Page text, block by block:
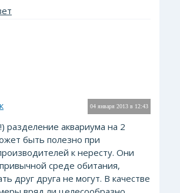
04 января 2013 в 12:43
разделение аквариума на 2
быть полезно при
к нересту. Они
среде обитания,
друг друга не могут. В качестве